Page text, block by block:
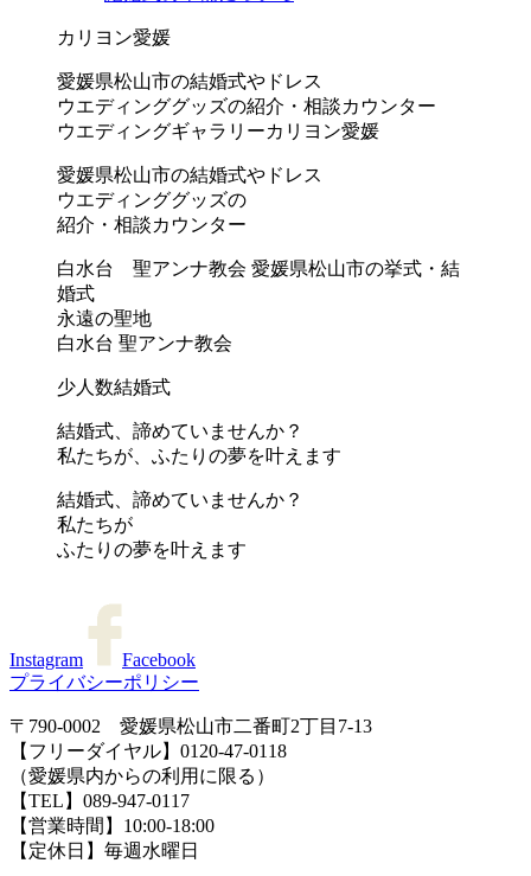
カリヨン愛媛
愛媛県松山市の結婚式やドレス
ウエディンググッズの紹介・相談カウンター
ウエディングギャラリーカリヨン愛媛
愛媛県松山市の結婚式やドレス
ウエディンググッズの
紹介・相談カウンター
白水台 聖アンナ教会 愛媛県松山市の挙式・結
婚式
永遠の聖地
白水台 聖アンナ教会
少人数結婚式
結婚式、諦めていませんか？
私たちが、ふたりの夢を叶えます
結婚式、諦めていませんか？
私たちが
ふたりの夢を叶えます
Instagram
Facebook
プライバシーポリシー
〒790-0002 愛媛県松山市二番町2丁目7-13
【フリーダイヤル】0120-47-0118
（愛媛県内からの利用に限る）
【TEL】089-947-0117
【営業時間】10:00-18:00
【定休日】毎週水曜日